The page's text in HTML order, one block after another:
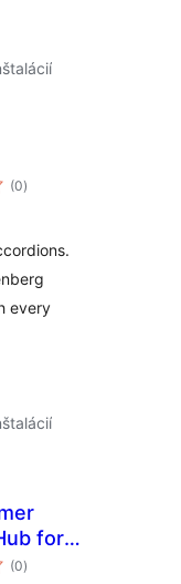
(0celkové
hodnotenie
)
every
for
(0celkové
hodnotenie
)